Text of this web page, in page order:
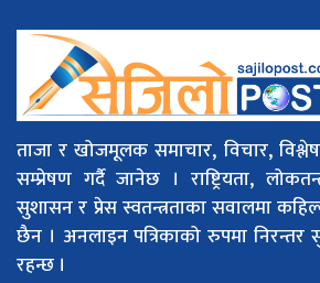
ताजा र खोजमूलक समाचार, विचार,
सम्प्रेषण गर्दै जानेछ । राष्ट्रियता,
सुशासन र प्रेस स्वतन्त्रताका सवालमा
छैन । अनलाइन पत्रिकाको रुपमा निरन्तर
रहन्छ ।